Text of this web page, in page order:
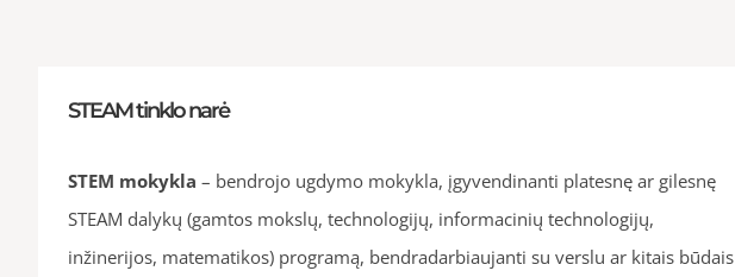
STEAM tinklo narė
STEM mokykla – bendrojo ugdymo mokykla, įgyvendinanti platesnę ar gilesnę
STEAM dalykų (gamtos mokslų, technologijų, informacinių technologijų,
inžinerijos, matematikos) programą, bendradarbiaujanti su verslu ar kitais būdais